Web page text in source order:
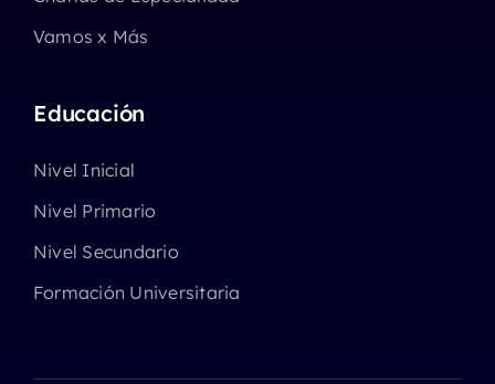
Vamos x Más
Educación
Nivel Inicial
Nivel Primario
Nivel Secundario
Formación Universitaria